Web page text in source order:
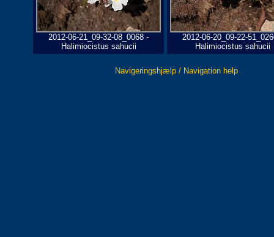
2012-06-21_09-32-08_0068 -
Halimiocistus sahucii
2012-06-20_09-22-
Halimiocistus sahucii
Navigeringshjælp / Navigation help